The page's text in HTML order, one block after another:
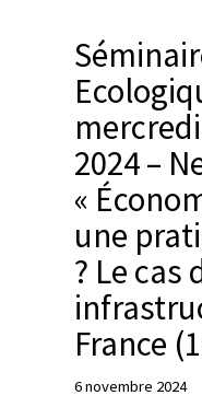
r
2024 –
«
une
? Le cas
France
6 novembre 2024